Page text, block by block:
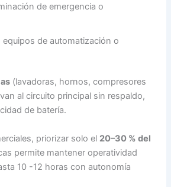
de emergencia o
equipos de automatización o
(lavadoras, hornos, compresores
al circuito principal sin respaldo,
de batería.
priorizar solo el 20–30 % del
permite mantener operatividad
10 -12 horas con autonomía